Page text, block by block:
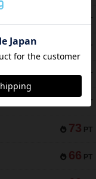
PT
PT
75 PT
73 PT
73 PT
66 PT